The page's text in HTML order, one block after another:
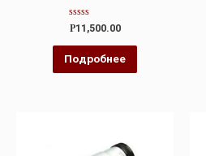
Оценка
0
из
5
Р11,500.00
Подробнее